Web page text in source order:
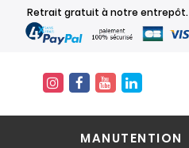
Retrait gratuit à notre entrepôt.
MANUTENTION